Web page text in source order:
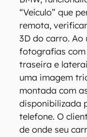
“Veículo” que
remota,
3D do carro.
fotografias
traseira e
uma imagem
montada com
disponibilizada
telefone. O
de onde seu